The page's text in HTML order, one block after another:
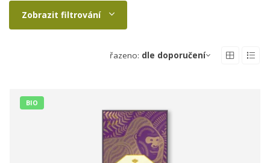
Zobrazit filtrování
řazeno: dle doporučení
BIO